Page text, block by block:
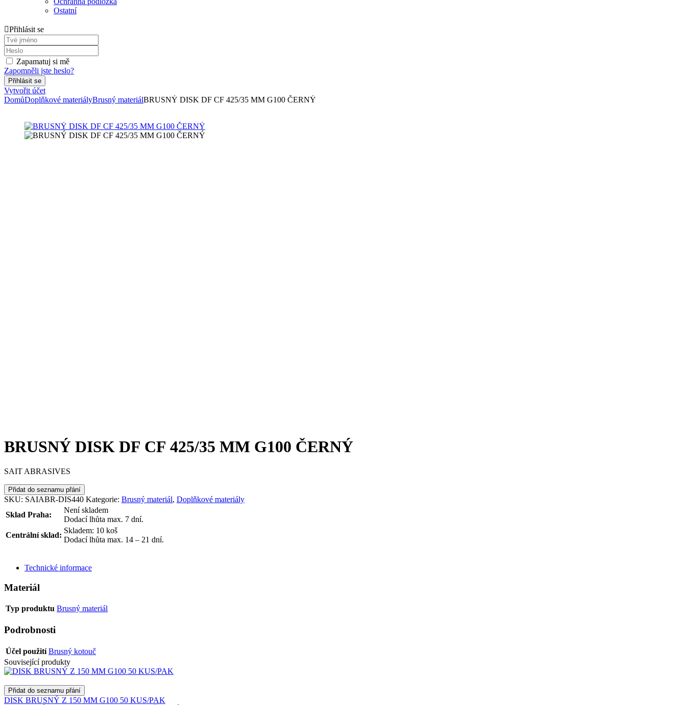
Ostatní
Přihlásit se
Zapamatuj si mě
Zapomněli jste heslo?
Vytvořit účet
DomůDoplňkové materiályBrusný materiálBRUSNÝ DISK DF CF 425/35 MM G100 ČERNÝ
BRUSNÝ DISK DF CF 425/35 MM G100 ČERNÝ
SAIT ABRASIVES
Přidat do seznamu přání
SKU: SAIABR-DIS440 Kategorie: Brusný materiál, Doplňkové materiály
Sklad Praha:
Není skladem
Dodací lhůta max. 7 dní.
Centrální sklad:
Skladem: 10 koš
Dodací lhůta max. 14 – 21 dní.
Technické informace
Materiál
Typ produktu Brusný materiál
Podrobnosti
Účel použití Brusný kotouč
Související produkty
Přidat do seznamu přání
DISK BRUSNÝ Z 150 MM G100 50 KUS/PAK